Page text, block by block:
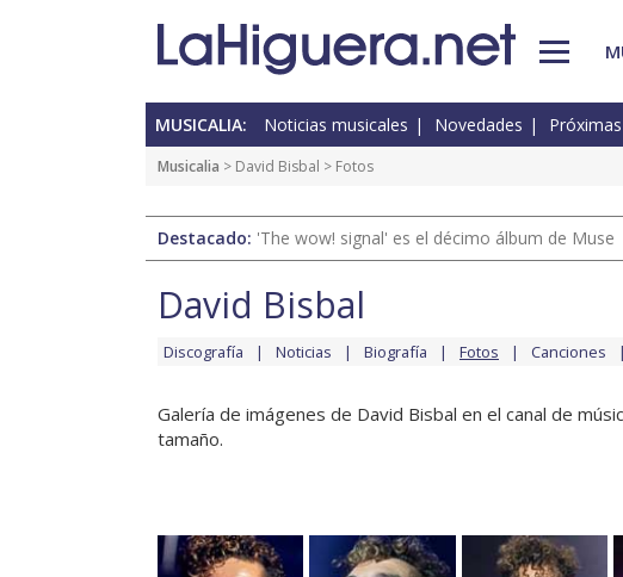
MUSICALIA: Noticias musicales Novedades
Musicalia > David Bisbal > Fotos
Destacado: 'The wow! signal' es el décimo álbum de Muse
David Bisbal
Discografía Noticias Biografía Fotos Canciones
Galería de imágenes de David Bisbal en el canal de
tamaño.